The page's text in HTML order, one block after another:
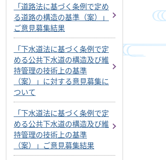
「道路法に基づく条例で定め
る道路の構造の基準（案）」
ご意見募集結果
「下水道法に基づく条例で定
める公共下水道の構造及び維
持管理の技術上の基準
（案）」に対する意見募集に
ついて
「下水道法に基づく条例で定
める公共下水道の構造及び維
持管理の技術上の基準
（案）」ご意見募集結果